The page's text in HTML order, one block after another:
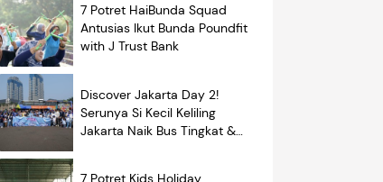
7 Potret HaiBunda Squad
Antusias Ikut Bunda Poundfit
with J Trust Bank
Discover Jakarta Day 2!
Serunya Si Kecil Keliling
Jakarta Naik Bus Tingkat &